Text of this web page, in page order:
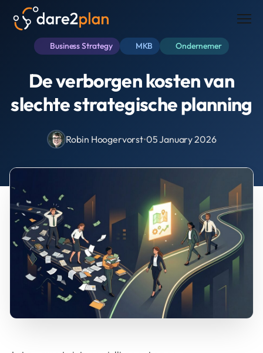
Business Strategy MKB Ondernemer
De verborgen kosten van
slechte strategische planning
Robin Hoogervorst•05 January 2026